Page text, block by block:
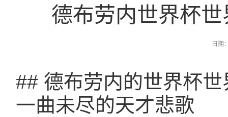
德布劳内世界杯
日期
## 德布劳内的世界杯
一曲未尽的天才悲歌